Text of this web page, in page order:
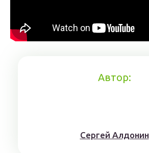
Автор:
Сергей Алдонин